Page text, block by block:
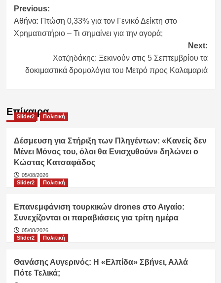
Post
navigation
Previous:
Αθήνα: Πτώση 0,33% για τον Γενικό Δείκτη στο
Χρηματιστήριο – Τι σημαίνει για την αγορά;
Next:
Χατζηδάκης: Ξεκινούν στις 5 Σεπτεμβρίου τα
δοκιμαστικά δρομολόγια του Μετρό προς Καλαμαριά
Επίκαιρα
Slider2 Πολιτική
Δέσμευση για Στήριξη των Πληγέντων: «Κανείς δεν
Μένει Μόνος του, όλοι θα Ενισχυθούν» δηλώνει ο
Κώστας Κατσαφάδος
05/08/2026
Slider2
Πολιτική
Επανεμφάνιση τουρκικών drones στο Αιγαίο:
Συνεχίζονται οι παραβιάσεις για τρίτη ημέρα
05/08/2026
Slider2
Πολιτική
Θανάσης Αυγερινός: Η «Ελπίδα» Σβήνει, Αλλά
Πότε Τελικά;